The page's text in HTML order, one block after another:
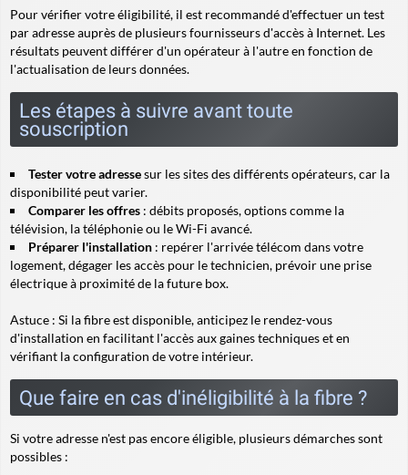
Pour vérifier votre éligibilité, il est recommandé d'effectuer un test
par adresse auprès de plusieurs fournisseurs d'accès à Internet. Les
résultats peuvent différer d'un opérateur à l'autre en fonction de
l'actualisation de leurs données.
Les étapes à suivre avant toute
souscription
Tester votre adressesur les sites des différents opérateurs, car la
disponibilité peut varier.
Comparer les offres : débits proposés, options comme la
télévision, la téléphonie ou le Wi-Fi avancé.
Préparer l'installation : repérer l'arrivée télécom dans votre
logement, dégager les accès pour le technicien, prévoir une prise
électrique à proximité de la future box.
Astuce : Si la fibre est disponible, anticipez le rendez-vous
d'installation en facilitant l'accès aux gaines techniques et en
vérifiant la configuration de votre intérieur.
Que faire en cas d'inéligibilité à la fibre ?
Si votre adresse n'est pas encore éligible, plusieurs démarches sont
possibles :